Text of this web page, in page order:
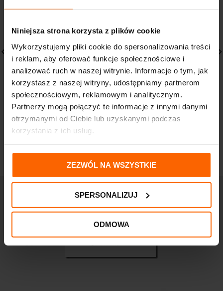
Niniejsza strona korzysta z plików cookie
Wykorzystujemy pliki cookie do spersonalizowania treści
i reklam, aby oferować funkcje społecznościowe i
analizować ruch w naszej witrynie. Informacje o tym, jak
korzystasz z naszej witryny, udostępniamy partnerom
społecznościowym, reklamowym i analitycznym.
Partnerzy mogą połączyć te informacje z innymi danymi
otrzymanymi od Ciebie lub uzyskanymi podczas
korzystania z ich usług.
ZEZWÓL NA WSZYSTKIE
SPERSONALIZUJ
ODMOWA
Vichy Dermablend Fluid
Korygujący 35 SAND SPF
35
133,20 zł
IWOSTIN HYDRO
SENSITIA ODŻYWCZY
KREM NA NOC C+E 50
46,86 zł